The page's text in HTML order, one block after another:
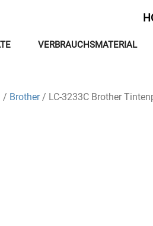
VERBRAUCHSMATERIAL
/ Brother/ LC-3233C Brother